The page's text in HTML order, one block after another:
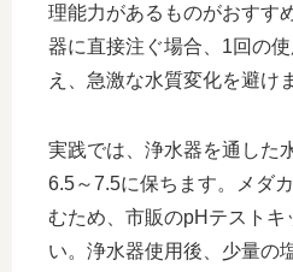
理能力があるものがおすす
器に直接注ぐ場合、1回の
え、急激な水質変化を避け
実践では、浄水器を通した
6.5～7.5に保ちます。メダ
むため、市販のpHテストキ
い。浄水器使用後、少量の